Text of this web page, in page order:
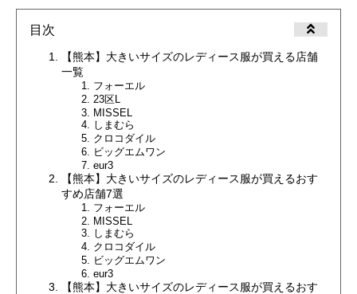
目次
【熊本】大きいサイズのレディース服が買える店舗
一覧
フォーエル
23区L
MISSEL
しまむら
クロコダイル
ビッグエムワン
eur3
【熊本】大きいサイズのレディース服が買えるおす
すめ店舗7選
フォーエル
MISSEL
しまむら
クロコダイル
ビッグエムワン
eur3
【熊本】大きいサイズのレディース服が買えるおす